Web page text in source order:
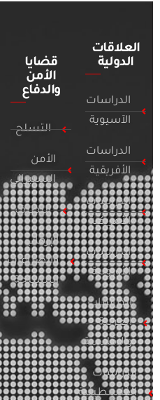
العلاقات
الدولية
الدراسات
الآسيوية
الدراسات
الأفريقية
الدراسات
الأمريكية
الدراسات
الأوروبية
الدراسات
العربية
والإقليمية
الدراسات
الفلسطينية
قضايا
الأمن
والدفاع
التسلح
الأمن
السيبراني
التطرف
الإرهاب
والصراعات
المسلحة